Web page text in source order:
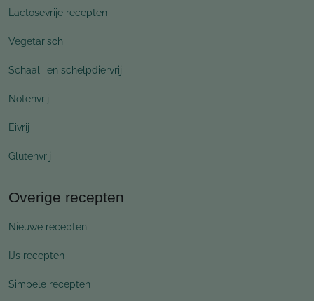
Lactosevrije recepten
Vegetarisch
Schaal- en schelpdiervrij
Notenvrij
Eivrij
Glutenvrij
Overige recepten
Nieuwe recepten
IJs recepten
Simpele recepten